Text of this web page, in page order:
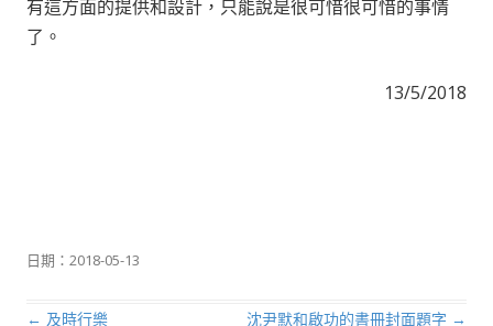
有這方面的提供和設計，只能說是很可惜很可惜的事情
了。
13/5/2018
日期： 2018-05-13
← 及時行樂 沈尹默和啟功的書冊封面題字 →